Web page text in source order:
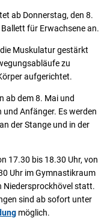
ab Donnerstag, den 8.
für Erwachsene an.
Muskulatur gestärkt
zu
aufgerichtet.
ab dem 8. Mai und
Anfänger. Es werden
der Stange und in der
17.30 bis 18.30 Uhr, von
Uhr im Gymnastikraum
Niedersprockhövel statt.
sind ab sofort unter
möglich.